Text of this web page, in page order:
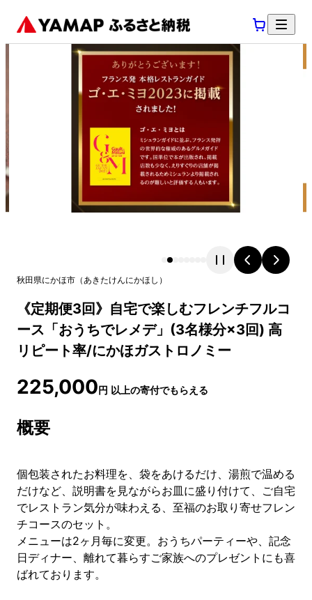
秋田県にかほ市 （あきたけんにかほし ）
《定期便3回》自宅で楽しむフレンチフルコ
ース「おうちでレメデ」(3名様分×3回) 高
リピート率/にかほガストロノミー
225,000円 以上の寄付でもらえる
概要
個包装されたお料理を、袋をあけるだけ、湯煎で温める
だけなど、説明書を見ながらお皿に盛り付けて、ご自宅
でレストラン気分が味わえる、至福のお取り寄せフレン
チコースのセット。
メニューは2ヶ月毎に変更。おうちパーティーや、記念
日ディナー、離れて暮らすご家族へのプレゼントにも喜
ばれております。